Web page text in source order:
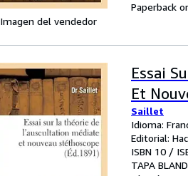
Imagen del vendedor
Paperback
Essai
Et
Saillet
Idioma:
Editorial:
ISBN 10 /
TAPA